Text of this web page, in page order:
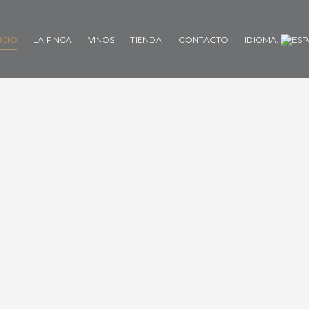
LA FINCA VINOS TIENDA CONTACTO IDIOMA: